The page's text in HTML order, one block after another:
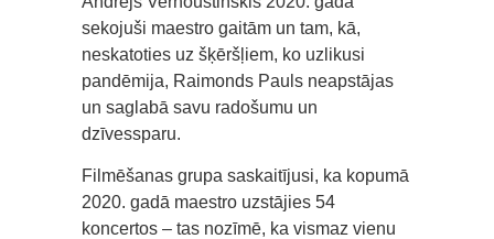
sekojuši maestro gaitām un tam, kā,
neskatoties uz šķēršļiem, ko uzlikusi
pandēmija, Raimonds Pauls neapstājas
un saglabā savu radošumu un
dzīvessparu.
Filmēšanas grupa saskaitījusi, ka kopumā
2020. gadā maestro uzstājies 54
koncertos – tas nozīmē, ka vismaz vienu